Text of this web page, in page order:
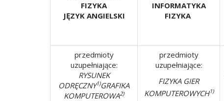
FIZYKA
JĘZYK ANGIELSKI
INFORMATYKA
FIZYKA
przedmioty
uzupełniające:
RYSUNEK
ODRĘCZNY1)GRAFIKA
KOMPUTEROWA2)
przedmioty
uzupełniające:
FIZYKA GIER
KOMPUTEROWYCH1)